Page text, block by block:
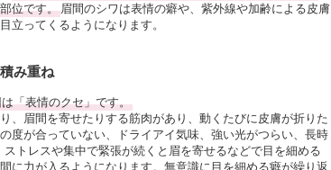
位です。 眉間のシワは表情の癖や、紫外線や加齢による皮膚
立ってくるようになります。
み重ね
「表情のクセ」です。
、眉間を寄せたりする筋肉があり、動くたびに皮膚が折りた
度が合っていない、ドライアイ気味、強い光がつらい、長時
トレスや集中で緊張が続くと眉を寄せるなどで目を細める
に力が入るようになります。無意識に目を細める癖が繰り返